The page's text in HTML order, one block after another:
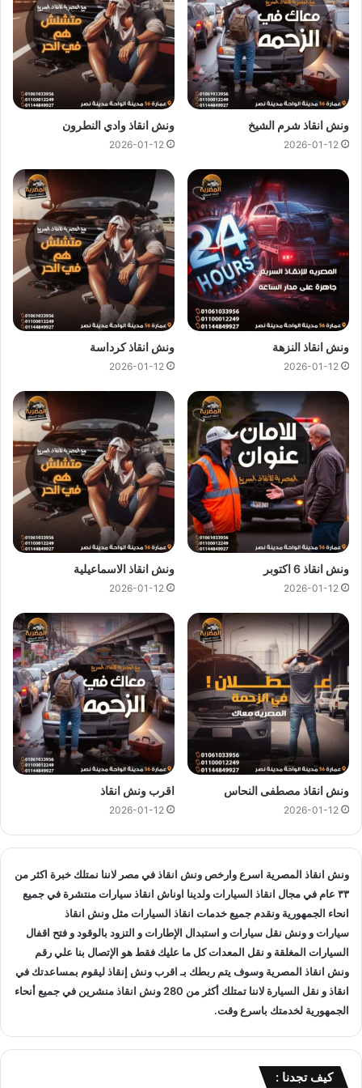
ارخص ونش انقاذ ، اسرع ونش انقاذ ، افضل ونش انقاذ ، اقرب ونش انقاذ ،
انقاذ السيارات ، انقاذ سيارات ، اوناش انقاذ السيارات ، تليفون ونش انقاذ ،
رقم ونش ، رقم ونش أنقاذ ، رقم ونش انقاذ ، ريكفري ، سحب سيارات ، سطحة
، سطحة سيارات ، نجدة طريق ، نقل سيارات ، ونش ، ونش امان ، ونش انقاذ
سريع ، ونش انقاذ قريب ، ونش سيارات ، ونش سيارة ، ونش طريق ، ونش
عربيات ، ونش نجدة ، ونش المصرية
انقاذ السيارات في غمرة
ونش انقاذ غمرة
متاح دائما علي مدار 24 ساعة ومستعدون لاي
ظروف طارئة تستدعي الاستعانة بـ
ونش انقاذ سياراتكما نوفر
لجميع عملائنا خدمةانقاذ السيارات فائقة السرعة لكي يصلكونش
انقاذ
في اقل من 10 دقائق اذا تعطلت سيارتك وانت في غمرة او اذا
تبحث عنونش انقاذ في غمرةكل ما عليك هو الاتصال بنا عليرقم
ونش انقاذ غمرة 01144849927
01017439322او
01094833093وسوف يصلكونش انقاذ سياراتفي غضون
دقائق لانقاذ وسحب سياراتك.
مميزاتونش انقاذ سياراتالمصرية :
ونش انقاذ المصريةهو ارخصونش انقاذ في غمرةواسرع ونش
انقاذ في غمرةو اقرب ونش انقاذ في غمرةلأن اوناشنا قريبة منك ,
كما نمتلك خبرة لاكثر من 33 عاما في مجال انقاذ السيارات و
متخصصون فيانقاذ السياراتو لدينا اسطولسيارات انقاذمنتشرة
في غمرة و المناطق المجاوره واوناش انقاذ في جميع انحاء
الجمهورية لإنقاذ و
نقل السيارات المعطلة و سيارات الحوادث.
انقاذ السيارات:
انقاذ المصرية لانقاذ سيارتك ونقلك في الحال فنحن حريصين علي
تقديم و توفير جميع خدمات
انقاذ السيارات
التي قد تحتاج اليها سواء
جر السياراتاونقل السيارات
تغيير الاطارات :
لا تقلق عندما تجد ان اطار سيارتك يحتاج الي تغيير او اصلاح حيث
اننا نساعدك علي القيام بتغيير واستبدال الاطار في الطريق حال
تعطلك.
نقل الوقود :
اذا تعرضت سيارتك الي نفاذ الوقود في اي طريق خالي من محطات
ونش انقاذ شرم الشيخ
2026-01-12
ونش انقاذ وادي النطرون
2026-01-12
ونش انقاذ النزهة
2026-01-12
ونش انقاذ كرداسة
2026-01-12
ونش انقاذ 6 اكتوبر
2026-01-12
ونش انقاذ الاسماعيلية
2026-01-12
ونش انقاذ مصطفى النحاس
2026-01-12
اقرب ونش انقاذ
2026-01-12
ونش انقاذ المصرية اسرع وارخص ونش انقاذفي مصر لاننا نمتلك خبرة اكثر من
٣٣ عام في مجال
انقاذ السياراتولدينا اوناش انقاذ سياراتمنتشرة في جميع
انحاء الجمهورية ونقدم جميع خدمات انقاذ السياراتمثل ونش انقاذ
سياراتو ونش نقل سياراتو استبدال الإطارات و التزود بالوقود و فتح اقفال
السيارات المغلقة و نقل المعدات كل ما عليك فقط هو الإتصال بنا عليرقم
ونش انقاذ المصرية وسوف يتم ربطك بـ اقرب ونش إنقاذليقوم بمساعدتك في
انقاذ و نقل السيارة لاننا تمتلك أكثر من 280 ونش انقاذمنشرين في جميع أنحاء
الجمهورية لخدمتك باسرع وقت.
كيف تجدنا :